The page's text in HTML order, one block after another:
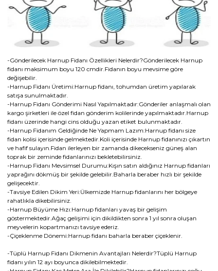
-Gönderilecek Harnup Fidanı Özellikleri Nelerdir?Gönderilecek Harnup
fidanı maksimum boyu 120 cmdir.Fidanın boyu mevsime göre
değişebilir.
-Harnup Fidanı Üretimi:Harnup fidanı, tohumdan üretim yapılarak
satışa sunulmaktadır.
-Harnup Fidanı Gönderimi Nasıl Yapılmaktadır:Gönderiler anlaşmalı olan
kargo şirketleri ile özel fidan gönderim kolilerinde yapılmaktadır.Harnup
fidanı üzerinde hangi cins olduğu yazan etiket bulunmaktadır.
-Harnup Fidanım Geldiğinde Ne Yapmam Lazım:Harnup fidanı size
fidan kolisi içerisinde gelmektedir.Koli içerisinde Harnup fidanınızı çıkartın
ve hafif sulayın.Fidan ilerleyen bir zamanda dikecekseniz güneş alan
toprak bir zeminde fidanlarınızı bekletebilirsiniz.
-Harnup Fidanı Mevsimsel Durumu:Kışın satın aldığınız Harnup fidanları
yaprağını dökmüş bir şekilde gelebilir.Baharla beraber hızlı bir şekilde
gelişecektir.
-Tavsiye Edilen Dikim Yeri:Ülkemizde Harnup fidanlarını her bölgeye
rahatlıkla dikebilirsiniz.
-Harnup Büyüme Hızı:Harnup fidanları yavaş bir gelişim
göstermektedir.Ağaç gelişimi için dikildikten sonra 1 yıl sonra oluşan
meyvelerin kopartmanızı tavsiye ederiz.
-Çiçeklenme Dönemi:Harnup fidanı baharla beraber çiçeklenir.
-Tüplü Harnup Fidanı Dikmenin Avantajları Nelerdir?Tüplü Harnup
fidanı yılın 12 ayı boyunca dikilebilmektedir.